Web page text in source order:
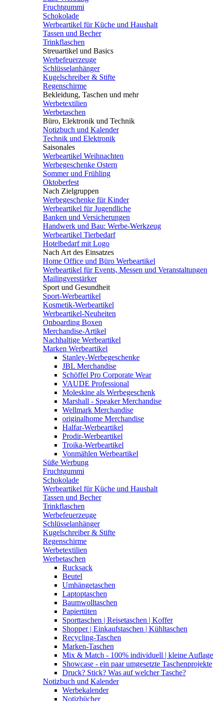
Fruchtgummi
Schokolade
Werbeartikel für Küche und Haushalt
Tassen und Becher
Trinkflaschen
Streuartikel und Basics
Werbefeuerzeuge
Schlüsselanhänger
Kugelschreiber & Stifte
Regenschirme
Bekleidung, Taschen und mehr
Werbetextilien
Werbetaschen
Büro, Elektronik und Technik
Notizbuch und Kalender
Technik und Elektronik
Saisonales
Werbeartikel Weihnachten
Werbegeschenke Ostern
Sommer und Frühling
Oktoberfest
Nach Zielgruppen
Werbegeschenke für Kinder
Werbeartikel für Jugendliche
Banken und Versicherungen
Handwerk und Bau: Werbe-Werkzeug
Werbeartikel Tierbedarf
Hotelbedarf mit Logo
Nach Art des Einsatzes
Home Office und Büro Werbeartikel
Werbeartikel für Events, Messen und Veranstaltungen
Mailingverstärker
Sport und Gesundheit
Sport-Werbeartikel
Kosmetik-Werbeartikel
Werbeartikel-Neuheiten
Onboarding Boxen
Merchandise-Artikel
Nachhaltige Werbeartikel
Marken Werbeartikel
Stanley-Werbegeschenke
JBL Merchandise
Schöffel Pro Corporate Wear
VAUDE Professional
Moleskine als Werbegeschenk
Marshall - Speaker Merchandise
Wellmark Merchandise
originalhome Merchandise
Halfar-Werbeartikel
Prodir-Werbeartikel
Troika-Werbeartikel
Vonmählen Werbeartikel
Süße Werbung
Fruchtgummi
Schokolade
Werbeartikel für Küche und Haushalt
Tassen und Becher
Trinkflaschen
Werbefeuerzeuge
Schlüsselanhänger
Kugelschreiber & Stifte
Regenschirme
Werbetextilien
Werbetaschen
Rucksack
Beutel
Umhängetaschen
Laptoptaschen
Baumwolltaschen
Papiertüten
Sporttaschen | Reisetaschen | Koffer
Shopper | Einkaufstaschen | Kühltaschen
Recycling-Taschen
Marken-Taschen
Mix & Match - 100% individuell | kleine Auflage
Showcase - ein paar umgesetzte Taschenprojekte
Druck? Stick? Was auf welcher Tasche?
Notizbuch und Kalender
Werbekalender
Notizbücher